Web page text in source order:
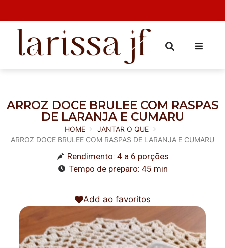
ARROZ DOCE BRULEE COM RASPAS
DE LARANJA E CUMARU
HOME
JANTAR O QUE
ARROZ DOCE BRULEE COM RASPAS DE LARANJA E CUMARU
Rendimento: 4 a 6 porções
Tempo de preparo: 45 min
Add ao favoritos